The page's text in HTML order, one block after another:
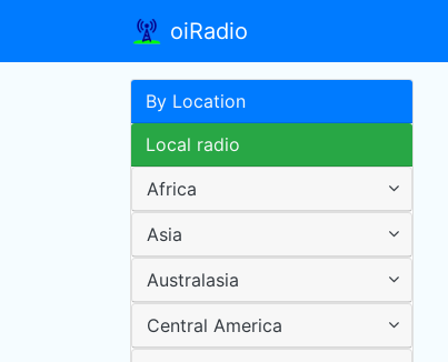
oiRadio
By Location
Local radio
Africa
Asia
Australasia
Central America